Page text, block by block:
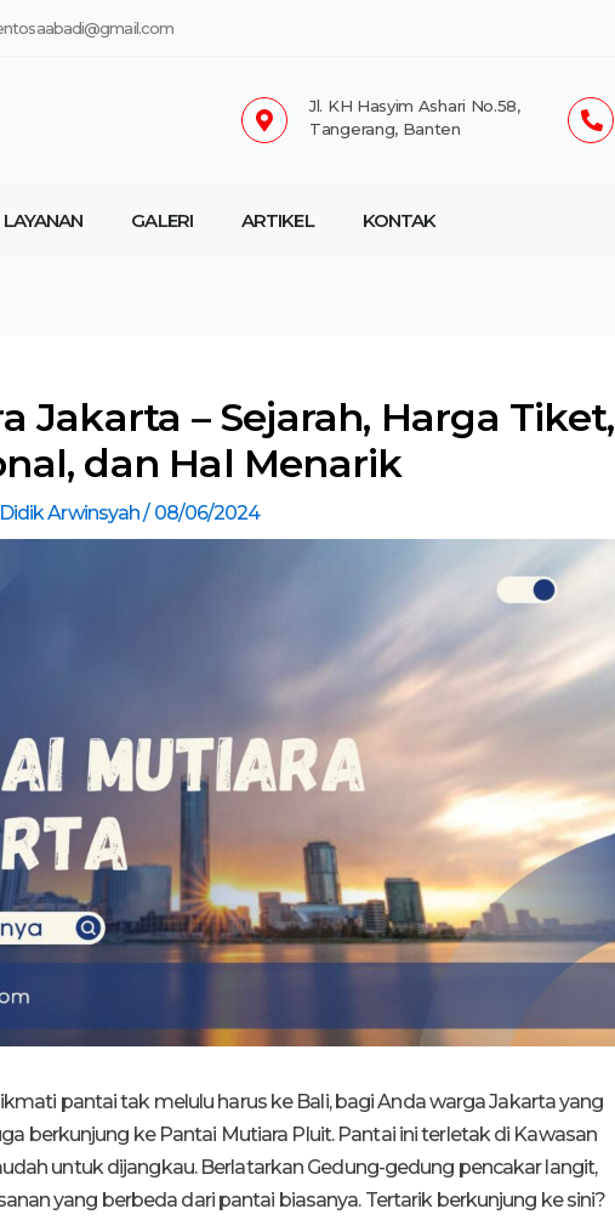
Jl. KH Hasyim Ashari No.58,
Tangerang, Banten
LAYANAN GALERI ARTIKEL KONTAK
Jakarta – Sejarah, Harga Tiket,
dan Hal Menarik
Didik Arwinsyah/ 08/06/2024
pantai tak melulu harus ke Bali, bagi Anda warga Jakarta yang
berkunjung ke Pantai Mutiara Pluit. Pantai ini terletak di Kawasan
untuk dijangkau. Berlatarkan Gedung-gedung pencakar langit,
yang berbeda dari pantai biasanya. Tertarik berkunjung ke sini?